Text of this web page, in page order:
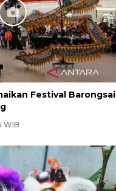
Festival Barongsai
WIB